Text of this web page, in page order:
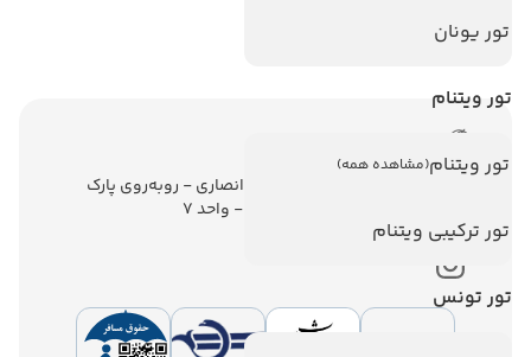
تور یونان
تور ویتنام
تور ویتنام(مشاهده همه)
تور ترکیبی ویتنام
تور تونس
تور سریلانکا
تهران - ولیعصر - نبش کوچه انصاری - روبه‌روی پارک
ملت - برج ملت - طبقه ششم - واحد 7